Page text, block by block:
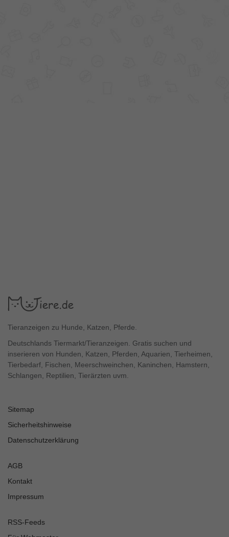
Tieranzeigen zu Hunde, Katzen, Pferde.
Deutschlands Tiermarkt/Tieranzeigen. Gratis suchen und
inserieren von Hunden, Katzen, Pferden, Aquarien, Tierheimen,
Tierbedarf, Fischen, Meerschweinchen, Kaninchen, Hamstern,
Schlangen, Reptilien, Tierärzten uvm.
Sitemap
Sicherheitshinweise
Datenschutzerklärung
AGB
Kontakt
Impressum
RSS-Feeds